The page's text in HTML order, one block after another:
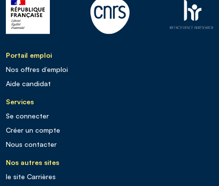
Portail emploi
Nos offres d’emploi
Aide candidat
Services
Se connecter
Créer un compte
Nous contacter
Nos autres sites
le site Carrières